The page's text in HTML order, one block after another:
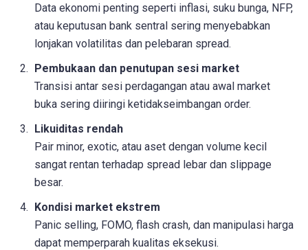
Data ekonomi penting seperti inflasi, suku bunga, NFP,
atau keputusan bank sentral sering menyebabkan
lonjakan volatilitas dan pelebaran spread.
Pembukaan dan penutupan sesi market
Transisi antar sesi perdagangan atau awal market
buka sering diiringi ketidakseimbangan order.
Likuiditas rendah
Pair minor, exotic, atau aset dengan volume kecil
sangat rentan terhadap spread lebar dan slippage
besar.
Kondisi market ekstrem
Panic selling, FOMO, flash crash, dan manipulasi harga
dapat memperparah kualitas eksekusi.